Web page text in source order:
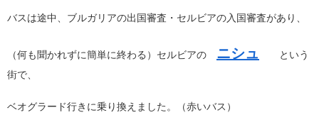
バスは途中、ブルガリアの出国審査・セルビアの入国審査があり、
（何も聞かれずに簡単に終わる）セルビアの ニシュ
という
街で、
ベオグラード行きに乗り換えました。（赤いバス）